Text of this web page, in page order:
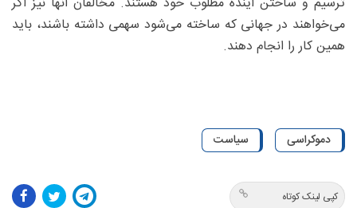
می‌خواهند در جهانی که ساخته می‌شود سهمی داشته باشند، باید
همین کار را انجام دهند.
دموکراسی سیاست
کپی لینک کوتاه